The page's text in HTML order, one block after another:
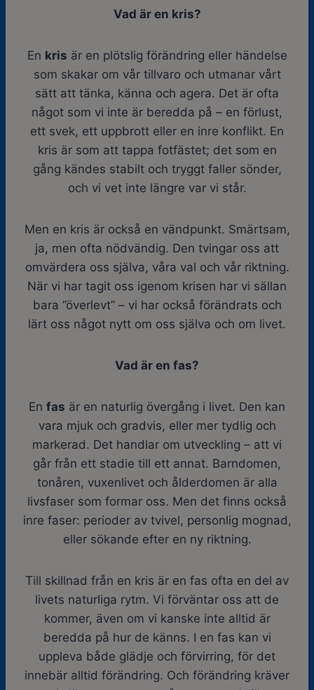
Vad är en kris?
En kris är en plötslig förändring eller händelse
som skakar om vår tillvaro och utmanar vårt
sätt att tänka, känna och agera. Det är ofta
något som vi inte är beredda på – en förlust,
ett svek, ett uppbrott eller en inre konflikt. En
kris är som att tappa fotfästet; det som en
gång kändes stabilt och tryggt faller sönder,
och vi vet inte längre var vi står.
Men en kris är också en vändpunkt. Smärtsam,
ja, men ofta nödvändig. Den tvingar oss att
omvärdera oss själva, våra val och vår riktning.
När vi har tagit oss igenom krisen har vi sällan
bara ”överlevt” – vi har också förändrats och
lärt oss något nytt om oss själva och om livet.
Vad är en fas?
En fas är en naturlig övergång i livet. Den kan
vara mjuk och gradvis, eller mer tydlig och
markerad. Det handlar om utveckling – att vi
går från ett stadie till ett annat. Barndomen,
tonåren, vuxenlivet och ålderdomen är alla
livsfaser som formar oss. Men det finns också
inre faser: perioder av tvivel, personlig mognad,
eller sökande efter en ny riktning.
Till skillnad från en kris är en fas ofta en del av
livets naturliga rytm. Vi förväntar oss att de
kommer, även om vi kanske inte alltid är
beredda på hur de känns. I en fas kan vi
uppleva både glädje och förvirring, för det
innebär alltid förändring. Och förändring kräver